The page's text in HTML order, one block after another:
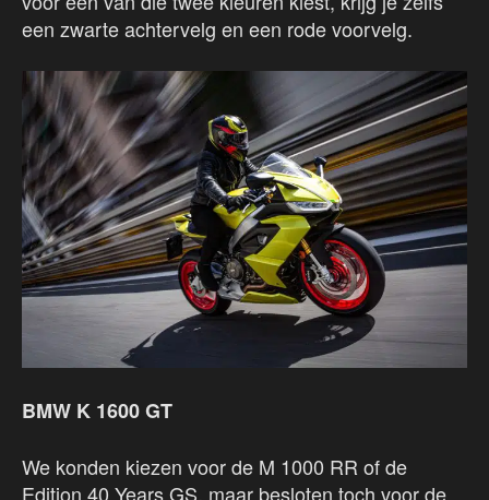
een zwarte achtervelg en een rode voorvelg.
BMW K 1600 GT
We konden kiezen voor de M 1000 RR of de
Edition 40 Years GS, maar besloten toch voor de